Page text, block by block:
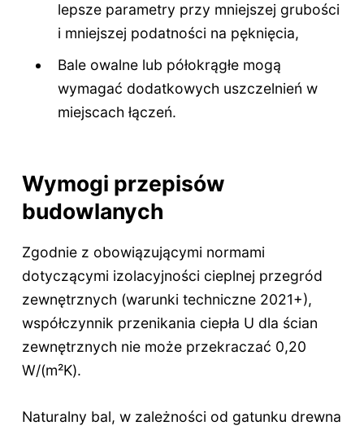
lepsze parametry przy mniejszej grubości
i mniejszej podatności na pęknięcia,
Bale owalne lub półokrągłe mogą
wymagać dodatkowych uszczelnień w
miejscach łączeń.
Wymogi przepisów
budowlanych
Zgodnie z obowiązującymi normami
dotyczącymi izolacyjności cieplnej przegród
zewnętrznych (warunki techniczne 2021+),
współczynnik przenikania ciepła U dla ścian
zewnętrznych nie może przekraczać 0,20
W/(m²K).
Naturalny bal, w zależności od gatunku drewna